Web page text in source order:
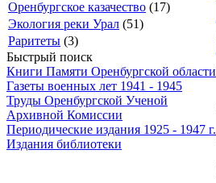
Оренбургское казачество (17)
Экология реки Урал (51)
Раритеты (3)
Быстрый поиск
Книги Памяти Оренбургской области
Газеты военных лет 1941 - 1945
Труды Оренбургской Ученой
Архивной Комиссии
Периодические издания 1925 - 1947 г.
Издания библиотеки